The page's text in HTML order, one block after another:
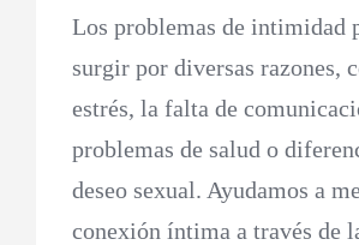
Los problemas de intimidad
surgir por diversas razones,
estrés, la falta de
problemas de salud o
deseo sexual. Ayudamos a
conexión íntima a través de